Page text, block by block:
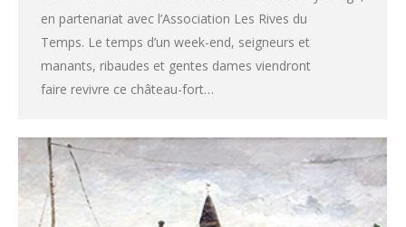
en partenariat avec l’Association Les Rives du
Temps. Le temps d’un week-end, seigneurs et
manants, ribaudes et gentes dames viendront
faire revivre ce château-fort…